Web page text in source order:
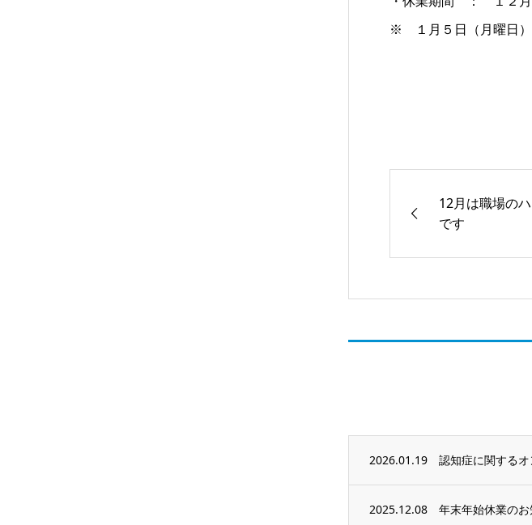
※ １月５日（月曜日
12月は職場の
です
2026.01.19 認知症に関する
2025.12.08 年末年始休業の